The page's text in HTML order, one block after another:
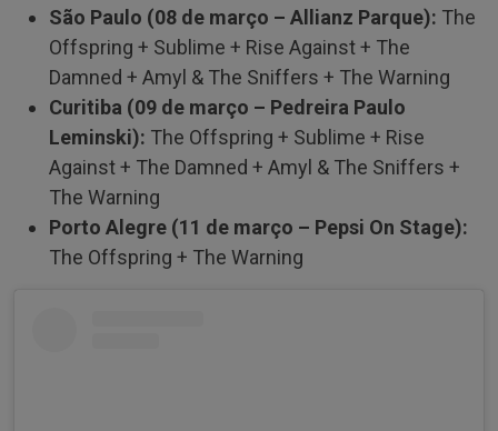
São Paulo (08 de março – Allianz Parque): The
Offspring + Sublime + Rise Against + The
Damned + Amyl & The Sniffers + The Warning
Curitiba (09 de março – Pedreira Paulo
Leminski): The Offspring + Sublime + Rise
Against + The Damned + Amyl & The Sniffers +
The Warning
Porto Alegre (11 de março – Pepsi On Stage):
The Offspring + The Warning